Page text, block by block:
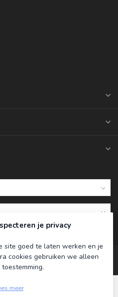
je privacy
site goed te laten werken en je
cookies gebruiken we alleen
meer